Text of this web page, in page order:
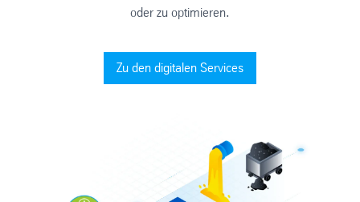
oder zu optimieren.
Zu den digitalen Services